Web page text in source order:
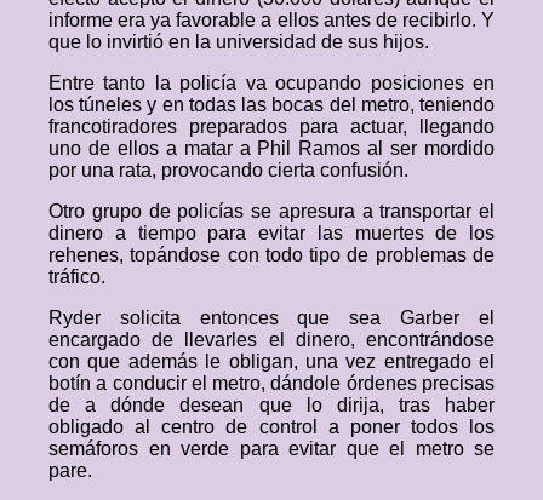
informe era ya favorable a ellos antes de recibirlo. Y
que lo invirtió en la universidad de sus hijos.
Entre tanto la policía va ocupando posiciones en
los túneles y en todas las bocas del metro, teniendo
francotiradores preparados para actuar, llegando
uno de ellos a matar a Phil Ramos al ser mordido
por una rata, provocando cierta confusión.
Otro grupo de policías se apresura a transportar el
dinero a tiempo para evitar las muertes de los
rehenes, topándose con todo tipo de problemas de
tráfico.
Ryder solicita entonces que sea Garber el
encargado de llevarles el dinero, encontrándose
con que además le obligan, una vez entregado el
botín a conducir el metro, dándole órdenes precisas
de a dónde desean que lo dirija, tras haber
obligado al centro de control a poner todos los
semáforos en verde para evitar que el metro se
pare.